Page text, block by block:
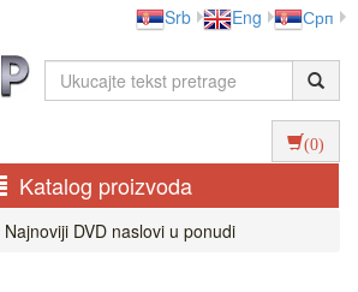
Srb Eng Срп
(0)
Katalog proizvoda
Najnoviji DVD naslovi u ponudi